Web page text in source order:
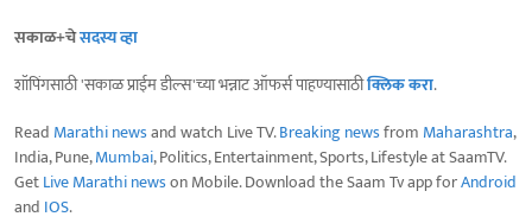
सकाळ+चेसदस्य व्हा
शॉपिंगसाठी 'सकाळ प्राईम डील्स'च्या भन्नाट ऑफर्स पाहण्यासाठीक्लिक करा.
Read Marathi newsand watch Live TV.Breaking newsfrom Maharashtra,
India, Pune,Mumbai, Politics, Entertainment, Sports, Lifestyle at SaamTV.
GetLive Marathi newson Mobile. Download the Saam Tv app forAndroid
and IOS.